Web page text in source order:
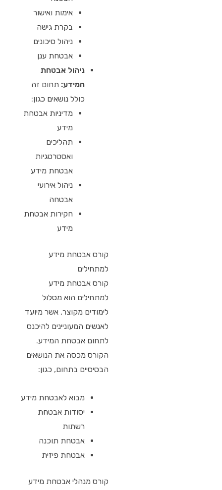
אימות ואישור
בקרת גישה
ניהול סיכונים
אבטחת ענן
ניהול אבטחת
המידע: תחום זה
כולל נושאים כגון:
מדיניות אבטחת
מידע
תהליכים
ואסטרטגיות
אבטחת מידע
ניהול אירועי
אבטחה
חקירות אבטחת
מידע
קורס אבטחת מידע
למתחילים
קורס אבטחת מידע
למתחילים הוא מסלול
לימודים מקוצר, אשר מיועד
לאנשים המעוניינים להיכנס
לתחום אבטחת המידע.
הקורס מכסה את הנושאים
הבסיסיים בתחום, כגון:
מבוא לאבטחת מידע
יסודות אבטחת
רשתות
אבטחת תוכנה
אבטחת פיזית
קורס מנהלי אבטחת מידע